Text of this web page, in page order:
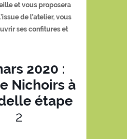
et vous proposera
de l’atelier, vous
ses confitures et
2020 :
Nichoirs à
étape
2